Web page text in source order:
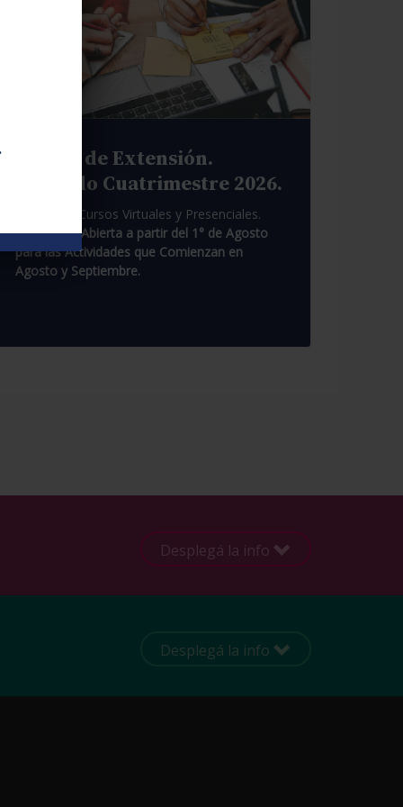
Cursos de Extensión.
Segundo Cuatrimestre 2026.
Pasantías. Cursos Virtuales y Presenciales.
Inscripción Abierta a partir del 1° de Agosto
para las Actividades que Comienzan en
Agosto y Septiembre.
Desplegá la info
Desplegá la info